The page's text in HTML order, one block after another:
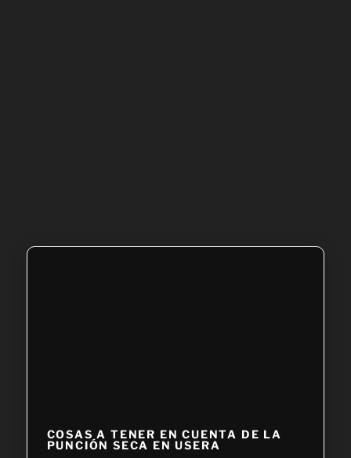
COSAS A TENER EN CUENTA DE LA
PUNCIÓN SECA EN USERA